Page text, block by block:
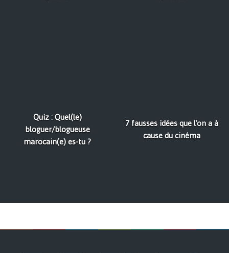
Quiz : Quel(le)
bloguer/blogueuse
marocain(e) es-tu ?
7 fausses idées que l'on a à
cause du cinéma